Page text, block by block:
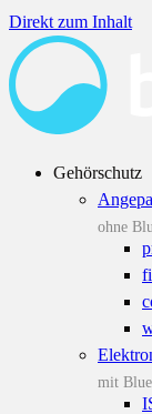
Direkt zum Inhalt
Gehörschutz
ohne
mit